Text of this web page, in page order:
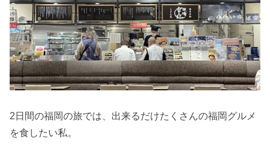
2日間の福岡の旅では、出来るだけたくさんの福岡グルメ
を食したい私。